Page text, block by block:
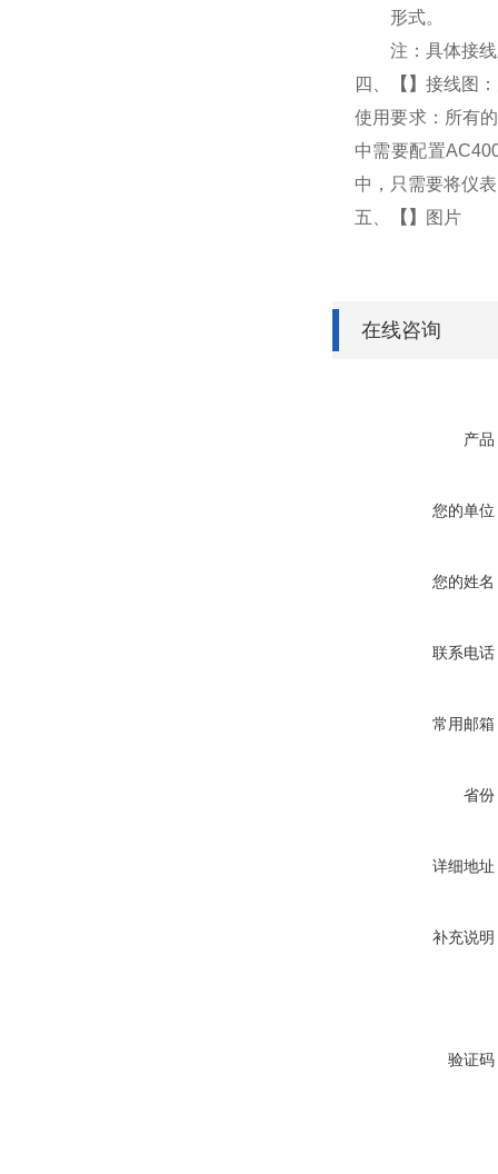
形式。
注：具体接
四、
【 】 接线图
使用要求：所有
中需要配置
中，只需要将仪
五、
【 】 图片
在线咨询
产品
您的单位
您的姓名
联系电话
常用邮箱
省份
详细地址
补充说明
验证码